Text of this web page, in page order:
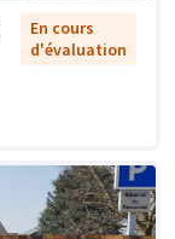
En cours
d'évaluation